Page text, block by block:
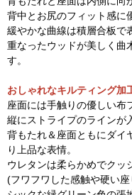
背中とお尻のフィット感に
緩やかな曲線は積層合板で
重なったウッドが美しく曲
す。
おしゃれなキルティング加
座面には手触りの優しい布
縦にストライプのラインが
背もたれ＆座面ともにダイ
り上品な表情。
ウレタンは柔らかめでクッ
(フワフワした感触や硬い